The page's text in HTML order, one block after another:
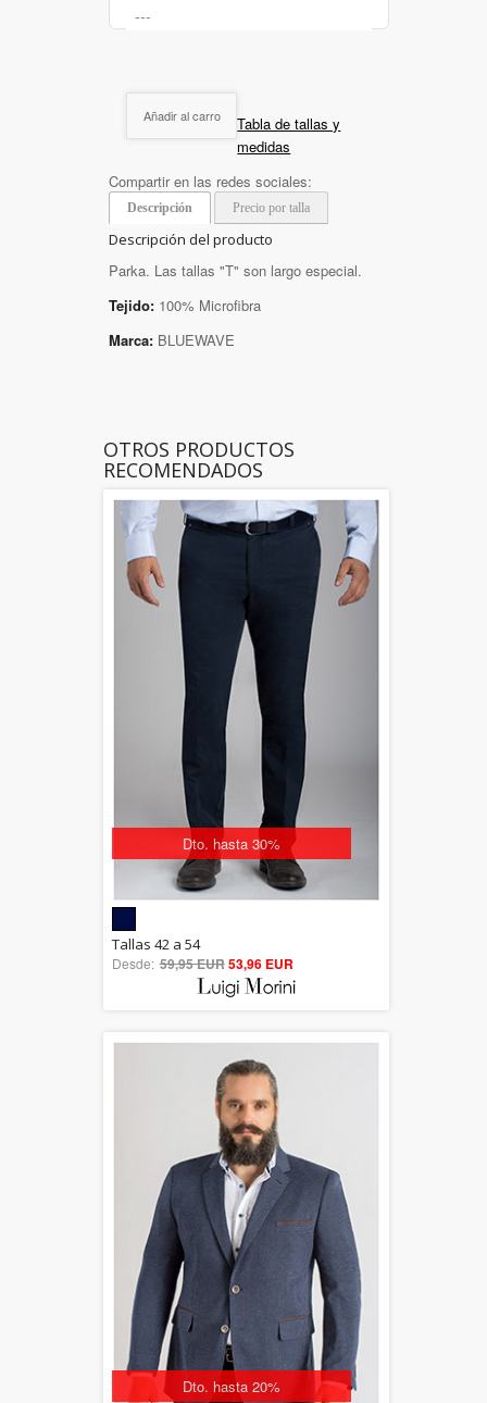
Añadir al carro
Tabla de tallas y
medidas
Compartir en las redes sociales:
Descripción Precio por talla
Descripción del producto
Parka. Las tallas "T" son largo especial.
Tejido: 100% Microfibra
Marca: BLUEWAVE
OTROS PRODUCTOS
RECOMENDADOS
Dto. hasta 30%
out of 5
Tallas 42 a 54
Desde: 59,95 EUR53,96 EUR
Dto. hasta 20%